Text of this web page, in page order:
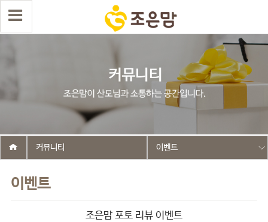
이벤트
커뮤니티 이벤트
조은맘 포토 리뷰 이벤트